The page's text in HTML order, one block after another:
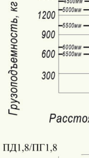
Оформляя
правилами